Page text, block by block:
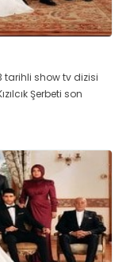
tarihli show tv dizisi
Şerbeti son